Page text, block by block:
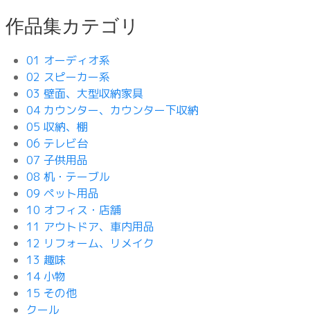
作品集カテゴリ
01 オーディオ系
02 スピーカー系
03 壁面、大型収納家具
04 カウンター、カウンター下収納
05 収納、棚
06 テレビ台
07 子供用品
08 机・テーブル
09 ペット用品
10 オフィス・店舗
11 アウトドア、車内用品
12 リフォーム、リメイク
13 趣味
14 小物
15 その他
クール